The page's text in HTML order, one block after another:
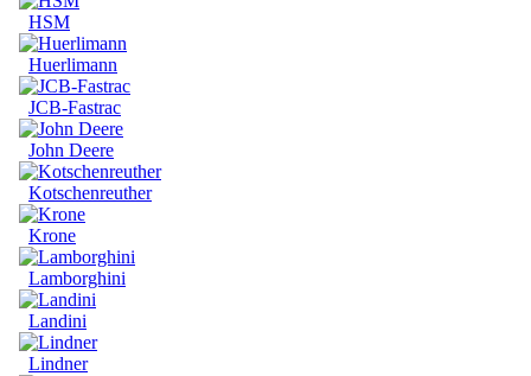
HSM
Huerlimann
JCB-Fastrac
John Deere
Kotschenreuther
Krone
Lamborghini
Landini
Lindner